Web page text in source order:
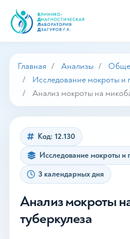
Главная Анализы
Исследование мокроты и
Анализ мокроты на
Код: 12.130
Исследование мокроты и
3 календарных дня
Анализ мокроты
туберкулеза